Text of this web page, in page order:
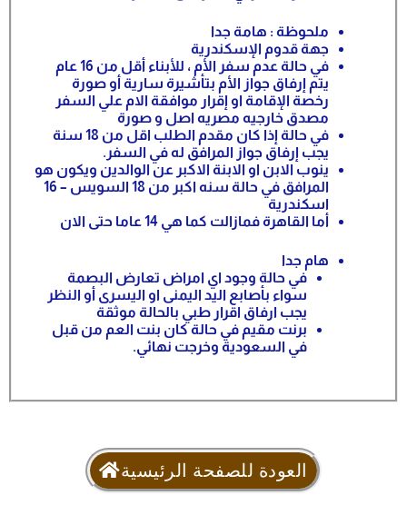
ملحوظة : هامة جدا
جهة قدوم الإسكندرية
في حالة عدم سفر الأم ، للأبناء أقل من 16 عام
يتم إرفاق جواز الأم بتأشيرة سارية أو صورة
رخصة الإقامة او إقرار موافقة الام علي السفر
مصدق خارجيه مصريه اصل و صورة
في حالة إذا كان مقدم الطلب اقل من 18 سنة
يجب إرفاق جواز المرافق له في السفر .
ينوب الابن او الابنة الاكبر عن الوالدين ويكون هو
المرافق في حالة سنه اكبر من 18 السويس – 16
اسكندرية
أما القاهرة فمازالت كما هي 14 عاما حتى الان
هام جدا
في حالة وجود اي امراض تعارض البصمة
سواء بأصابع اليد اليمنى او اليسرى أو النظر
يجب ارفاق اقرار طبي بالحالة موثقة
برنت مقيم في حالة كان بنت العم من قبل
في السعودية وخرجت نهائي.
العودة للصفحة الرئيسية